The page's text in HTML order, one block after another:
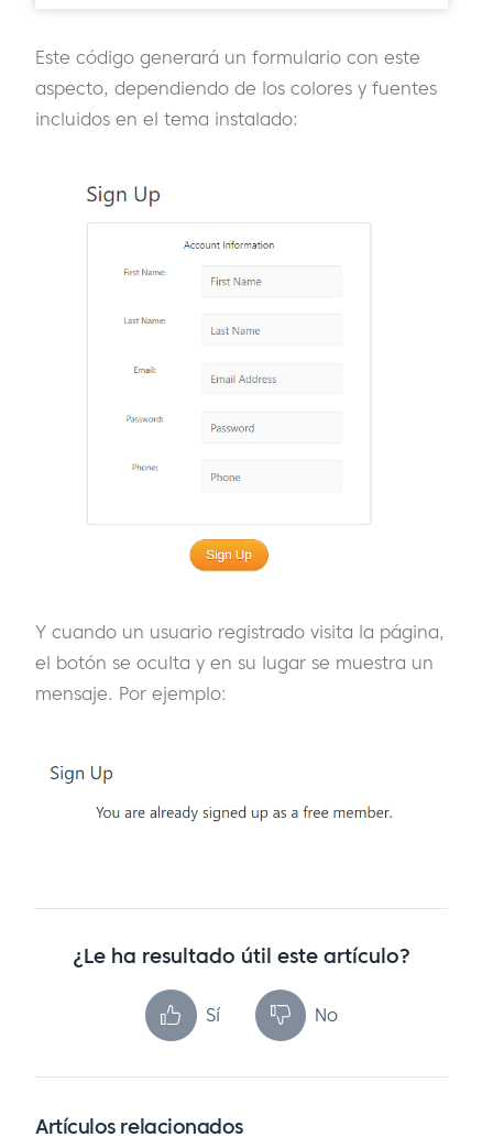
Este código generará un formulario con este
aspecto, dependiendo de los colores y fuentes
incluidos en el tema instalado:
Y cuando un usuario registrado visita la página,
el botón se oculta y en su lugar se muestra un
mensaje. Por ejemplo:
¿Le ha resultado útil este artículo?
Sí No
Artículos relacionados